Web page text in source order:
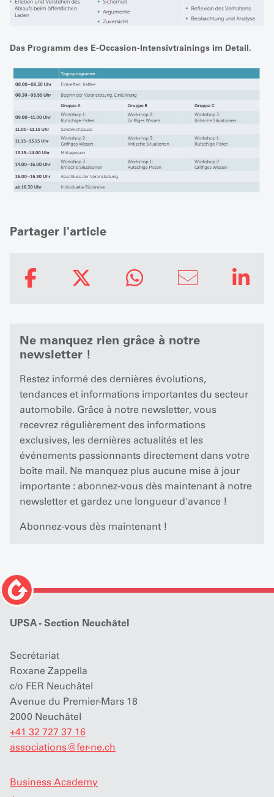
Das Programm des E-Occasion-Intensivtrainings im Detail.
Partager l'article
Ne manquez rien grâce à notre
newsletter !
Restez informé des dernières évolutions,
tendances et informations importantes du secteur
automobile. Grâce à notre newsletter, vous
recevrez régulièrement des informations
exclusives, les dernières actualités et les
événements passionnants directement dans votre
boîte mail. Ne manquez plus aucune mise à jour
importante : abonnez-vous dès maintenant à notre
newsletter et gardez une longueur d'avance !
Abonnez-vous dès maintenant !
UPSA - Section Neuchâtel
Secrétariat
Roxane Zappella
c/o FER Neuchâtel
Avenue du Premier-Mars 18
2000 Neuchâtel
+41 32 727 37 16
associations@fer-ne.ch
Business Academy